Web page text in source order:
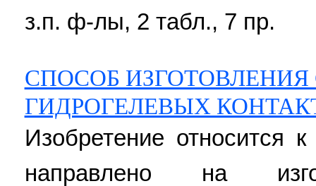
з.п. ф-лы, 2 табл., 7 пр.
СПОСОБ
ГИДРОГЕЛЕВЫХ
Изобретение относится
направлено на